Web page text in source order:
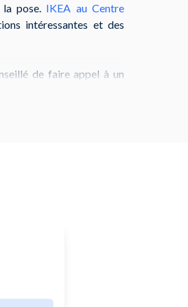
pose. IKEA au Centre
intéressantes et des
de faire appel à un
parfaite. Que vous
qualité.